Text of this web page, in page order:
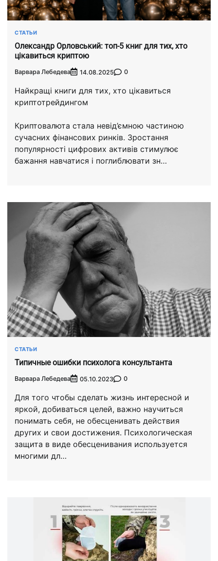
СТАТЬИ
Олександр Орловський: топ-5 книг для тих, хто
цікавиться криптою
Варвара Лебедева 14.08.2025 0
Найкращі книги для тих, хто цікавиться
криптотрейдингом
Криптовалюта стала невід’ємною частиною
сучасних фінансових ринків. Зростання
популярності цифрових активів стимулює
бажання навчатися і поглиблювати зн…
СТАТЬИ
Типичные ошибки психолога консультанта
Варвара Лебедева 05.10.2023 0
Для того чтобы сделать жизнь интересной и
яркой, добиваться целей, важно научиться
понимать себя, не обесценивать действия
других и свои достижения. Психологическая
защита в виде обесценивания используется
многими дл…